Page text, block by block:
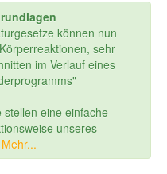
können nun
sehr
im Verlauf eines
stellen eine einfache
unseres
Mehr...